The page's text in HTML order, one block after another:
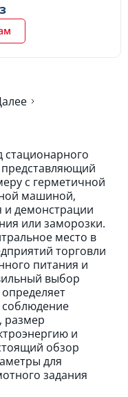
стационарного
представляющий
с герметичной
машиной,
и демонстрации
или заморозки.
место в
торговли
питания и
выбор
соблюдение
размер
и
обзор
для
задания